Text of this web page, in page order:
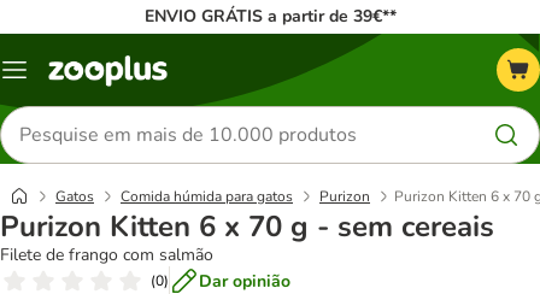
ENVIO GRÁTIS a partir de 39€**
Menu
Pesquisar
produtos
Gatos Comida húmida para gatos Purizon Purizon Kitten 6 x 70
Purizon Kitten 6 x 70 g - sem cereais
Filete de frango com salmão
(0) Dar opinião